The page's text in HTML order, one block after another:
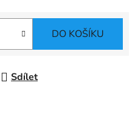
DO KOŠÍKU
Sdílet